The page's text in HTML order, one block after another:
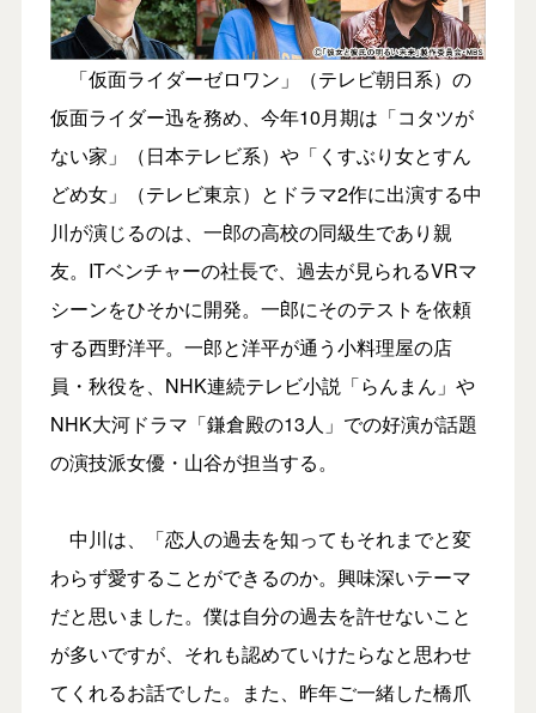
「仮面ライダーゼロワン」（テレビ朝日系）の
仮面ライダー迅を務め、今年10月期は「コタツが
ない家」（日本テレビ系）や「くすぶり女とすん
どめ女」（テレビ東京）とドラマ2作に出演する中
川が演じるのは、一郎の高校の同級生であり親
友。ITベンチャーの社長で、過去が見られるVRマ
シーンをひそかに開発。一郎にそのテストを依頼
する西野洋平。一郎と洋平が通う小料理屋の店
員・秋役を、NHK連続テレビ小説「らんまん」や
NHK大河ドラマ「鎌倉殿の13人」での好演が話題
の演技派女優・山谷が担当する。
中川は、「恋人の過去を知ってもそれまでと変
わらず愛することができるのか。興味深いテーマ
だと思いました。僕は自分の過去を許せないこと
が多いですが、それも認めていけたらなと思わせ
てくれるお話でした。また、昨年ご一緒した橋爪